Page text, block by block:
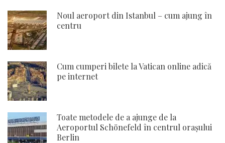
Noul aeroport din Istanbul – cum ajung în
centru
Cum cumperi bilete la Vatican online adică
pe internet
Toate metodele de a ajunge de la
Aeroportul Schönefeld în centrul orașului
Berlin